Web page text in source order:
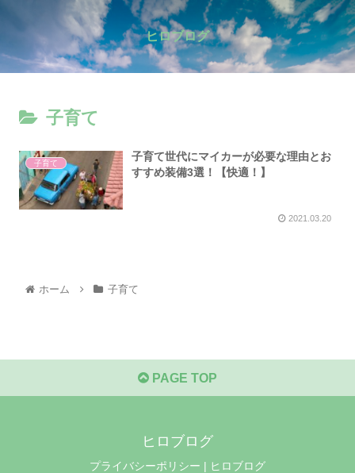
ヒロブログ
子育て
子育て
子育て世代にマイカーが必要な理由とお
すすめ装備3選！【快適！】
2021.03.20
ホーム 子育て
PAGE TOP
ヒロブログ
プライバシーポリシー | ヒロブログ